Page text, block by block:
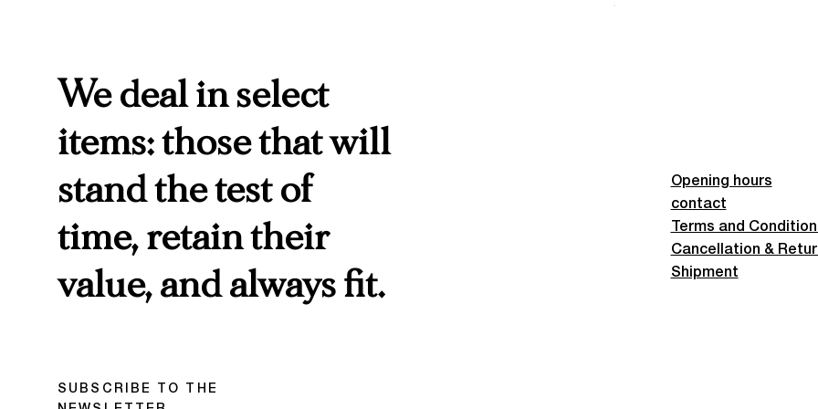
We deal in select
items: those that will
stand the test of
time, retain their
value, and always fit.
SUBSCRIBE TO THE
Opening hours
contact
Terms and
Cancellation &
Shipment